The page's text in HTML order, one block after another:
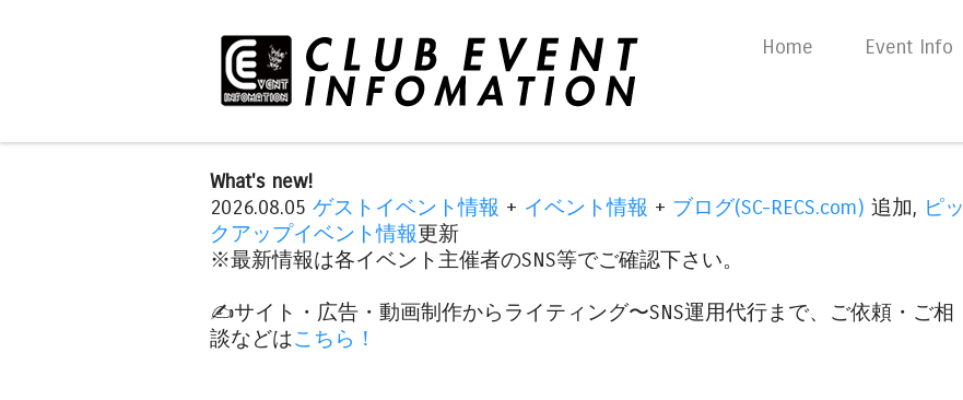
Skip to content
Home Event Info
What's new!
2026.08.05 ゲストイベント情報 + イベント情報 + ブログ(SC-RECS.com) 追加, ピッ
クアップイベント情報更新
※最新情報は各イベント主催者のSNS等でご確認下さい。
✍️サイト・広告・動画制作からライティング〜SNS運用代行まで、ご依頼・ご相
談などはこちら！